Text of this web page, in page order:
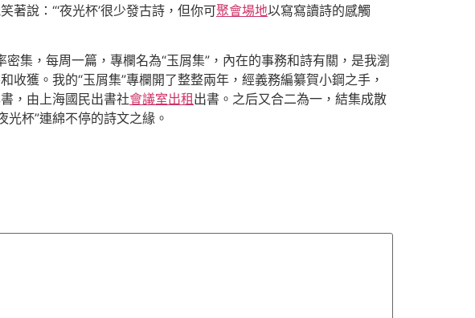
說：“‘夜光杯’很少發古詩，但你可聚會場地以寫寫讀詩的感觸
集，每周一篇，專欄名為“玉屑集”，內在的事務和詩有關，是我瀏
獲。我的“玉屑集”專欄開了整整兩年，經義務編纂賀小鋼之手，
，由上海國民出書社會議室出租 出書。之后又合二為一，結集成散
杯”連綿不停的詩文之緣。